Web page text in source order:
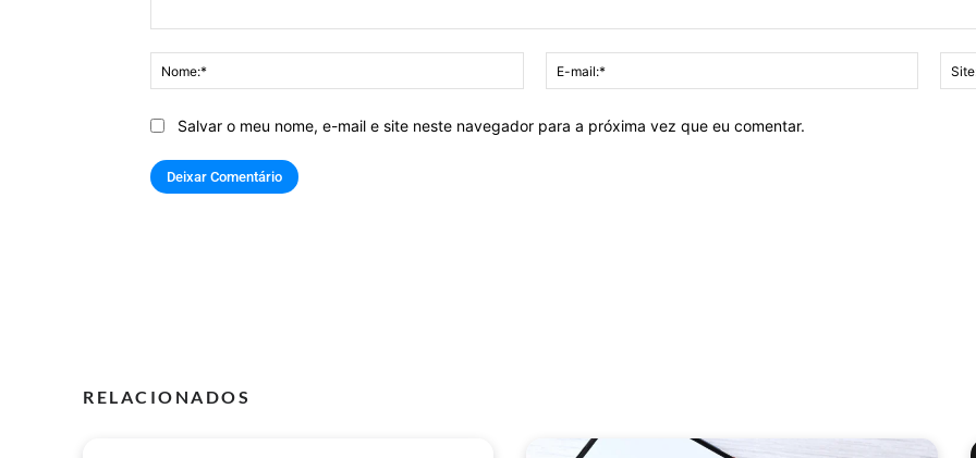
Nome:*
mail:*
Salvar o meu nome, e-mail e site neste navegador para a próxima vez que eu comentar.
RELACIONADOS